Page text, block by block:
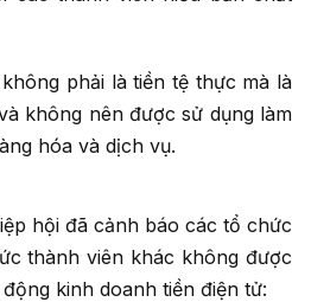
phải là tiền tệ thực mà là
không nên được sử dụng làm
hóa và dịch vụ.
hội đã cảnh báo các tổ chức
thành viên khác không được
kinh doanh tiền điện tử: